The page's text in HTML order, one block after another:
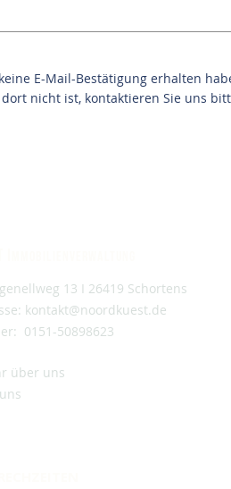
E-Mail-Bestätigung erhalten
nicht ist, kontaktieren Sie uns
13 I 26419 Schortens
kontakt@noordkuest.de
0151-50898623
über uns